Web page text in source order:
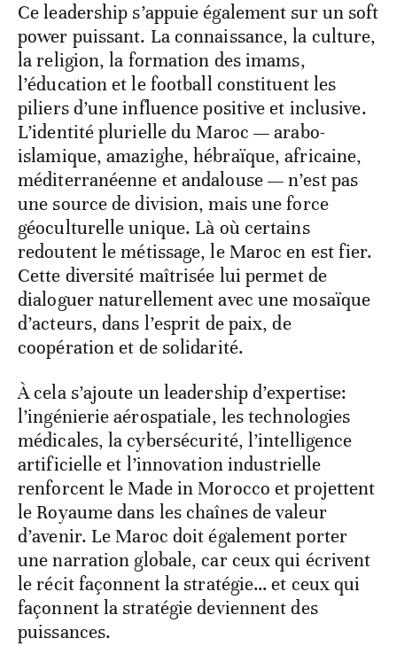
Ce leadership s’appuie également sur un soft
power puissant. La connaissance, la culture,
la religion, la formation des imams,
l’éducation et le football constituent les
piliers d’une influence positive et inclusive.
L’identité plurielle du Maroc — arabo-
islamique, amazighe, hébraïque, africaine,
méditerranéenne et andalouse — n’est pas
une source de division, mais une force
géoculturelle unique. Là où certains
redoutent le métissage, le Maroc en est fier.
Cette diversité maîtrisée lui permet de
dialoguer naturellement avec une mosaïque
d’acteurs, dans l’esprit de paix, de
coopération et de solidarité.
À cela s’ajoute un leadership d’expertise:
l’ingénierie aérospatiale, les technologies
médicales, la cybersécurité, l’intelligence
artificielle et l’innovation industrielle
renforcent le Made in Morocco et projettent
le Royaume dans les chaînes de valeur
d’avenir. Le Maroc doit également porter
une narration globale, car ceux qui écrivent
le récit façonnent la stratégie… et ceux qui
façonnent la stratégie deviennent des
puissances.